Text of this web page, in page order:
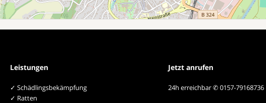
Leistungen
✓ Schädlingsbekämpfung
✓ Ratten
Jetzt anrufen
24h erreichbar ✆ 0157-79168736